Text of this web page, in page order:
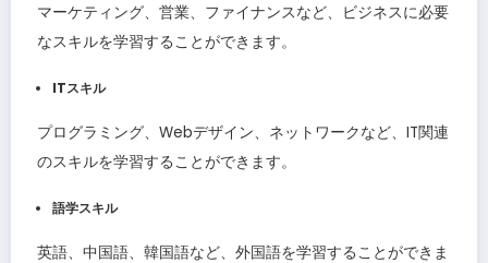
マーケティング、営業、ファイナンスなど、ビジネスに必要
なスキルを学習することができます。
ITスキル
プログラミング、Webデザイン、ネットワークなど、IT関連
のスキルを学習することができます。
語学スキル
英語、中国語、韓国語など、外国語を学習することができま